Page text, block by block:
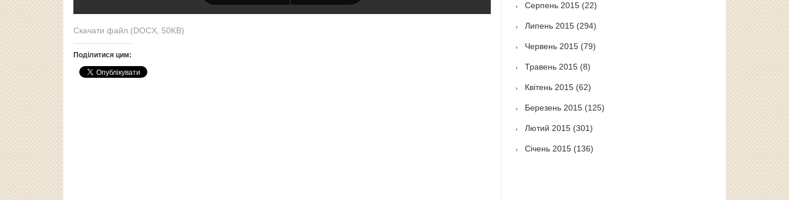
Скачати файл (DOCX, 50KB)
Поділитися цим:
Серпень 2015(22)
Липень 2015(294)
Червень 2015(79)
Травень 2015(8)
Квітень 2015(62)
Березень 2015(125)
Лютий 2015(301)
Січень 2015(136)